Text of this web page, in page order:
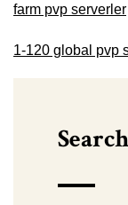
farm pvp serverler
1-120 global pvp
Search